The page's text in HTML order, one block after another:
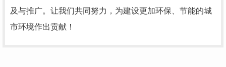
及与推广。让我们共同努力，为建设更加环保、节能的城
市环境作出贡献！